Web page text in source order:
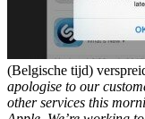
(Belgische tijd)
apologise to our
other services this